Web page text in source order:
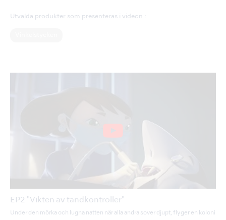
Utvalda produkter som presenteras i videon :
EP2 "Vikten av tandkontroller"
Under den mörka och lugna natten när alla andra sover djupt, flyger en koloni